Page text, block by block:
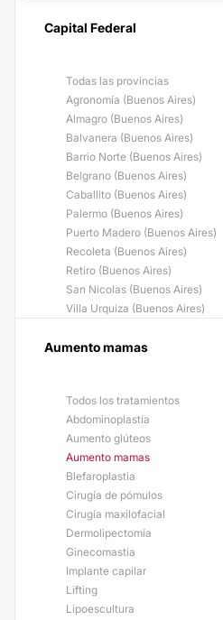
Capital Federal
Todas las provincias
Agronomía (Buenos Aires)
Almagro (Buenos Aires)
Balvanera (Buenos Aires)
Barrio Norte (Buenos Aires)
Belgrano (Buenos Aires)
Caballito (Buenos Aires)
Palermo (Buenos Aires)
Puerto Madero (Buenos Aires)
Recoleta (Buenos Aires)
Retiro (Buenos Aires)
San Nicolas (Buenos Aires)
Villa Urquiza (Buenos Aires)
Aumento mamas
Todos los tratamientos
Abdominoplastía
Aumento glúteos
Aumento mamas
Blefaroplastia
Cirugía de pómulos
Cirugía maxilofacial
Dermolipectomía
Ginecomastia
Implante capilar
Lifting
Lipoescultura